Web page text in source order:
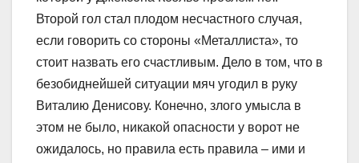
Второй гол стал плодом несчастного случая,
если говорить со стороны «Металлиста», то
стоит назвать его счастливым. Дело в том, что в
безобиднейшей ситуации мяч угодил в руку
Виталию Денисову. Конечно, злого умысла в
этом не было, никакой опасности у ворот не
ожидалось, но правила есть правила – ими и